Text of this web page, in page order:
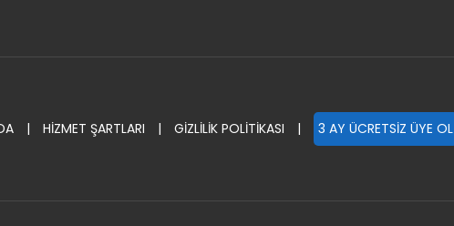
| HİZMET ŞARTLARI | GİZLİLİK POLİTİKASI | 3 AY ÜCRETSİZ ÜYE OL